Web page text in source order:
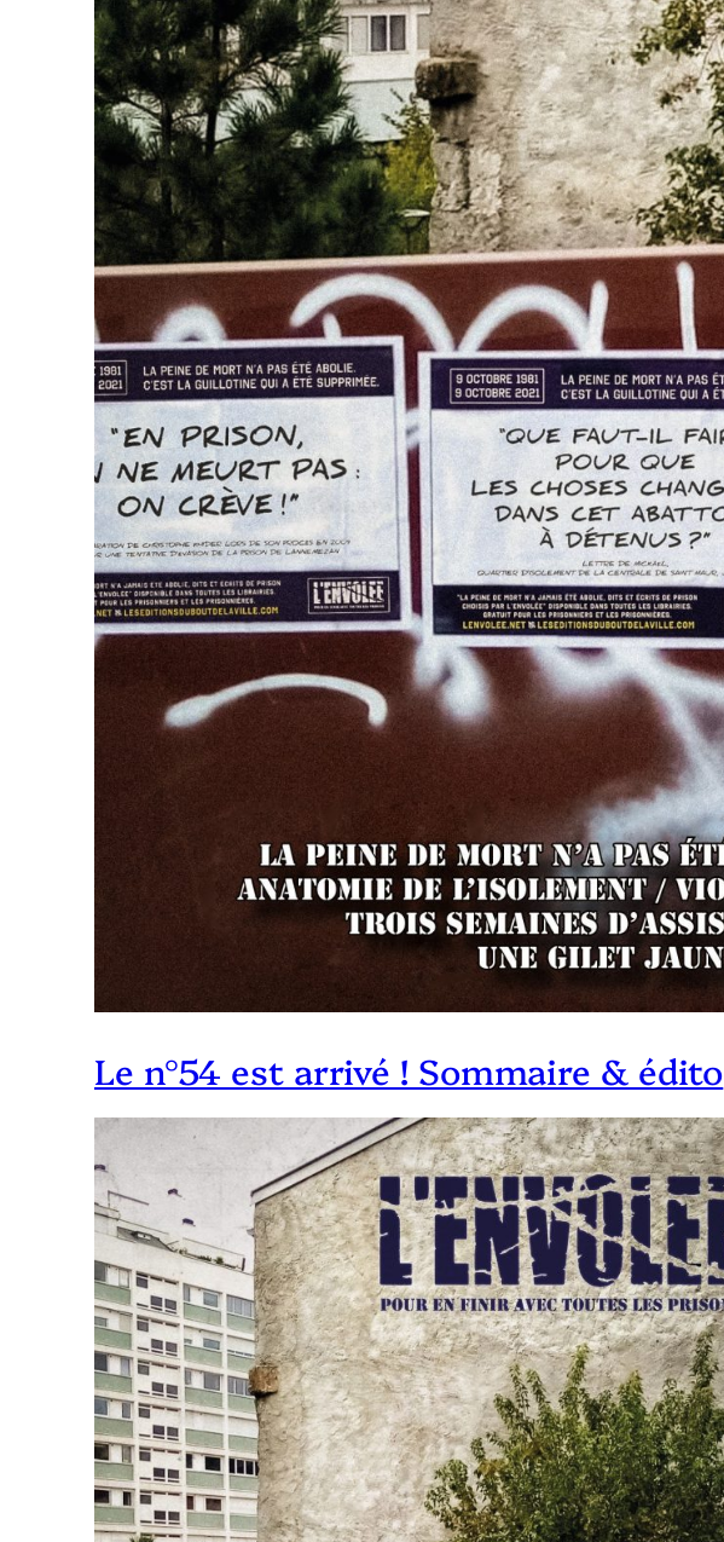
Le n°54 est arrivé ! Sommaire & édito